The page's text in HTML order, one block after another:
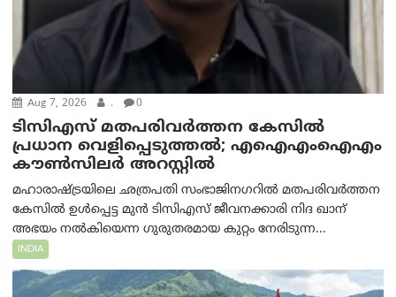
Aug 7, 2026 . 0
ടിസിഎസ് മതപരിവർത്തന കേസിൽ
പ്രധാന വെളിപ്പെടുത്തൽ; എഐഎംഐഎം
കൗൺസിലർ അറസ്റ്റിൽ
മഹാരാഷ്ട്രയിലെ ഛത്രപതി സംഭാജിനഗറിൽ മതപരിവർത്തന
കേസിൽ ഉൾപ്പെട്ട മുൻ ടിസിഎസ് ജീവനക്കാരി നിദ ഖാന്
അഭയം നൽകിയെന്ന ഗുരുതരമായ കുറ്റം നേരിടുന്ന...
INDIA